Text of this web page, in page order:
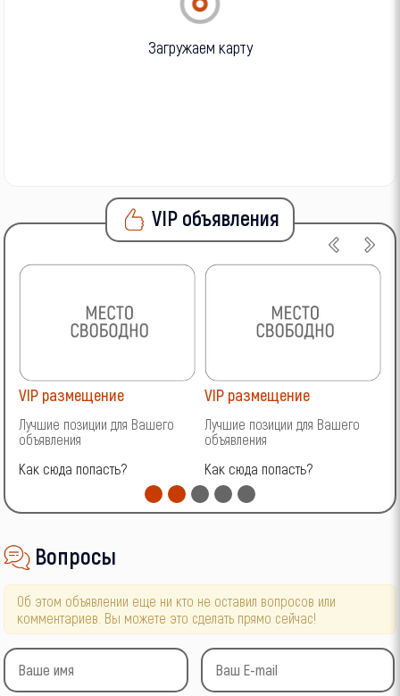
Загружаем карту
VIP объявления
VIP размещение
Лучшие позиции для Вашего
объявления
Как сюда попасть?
VIP размещение
Лучшие позиции для Вашего
объявления
Как сюда попасть?
Вопросы
Об этом объявлении еще ни кто не оставил вопросов или
комментариев. Вы можете это сделать прямо сейчас!